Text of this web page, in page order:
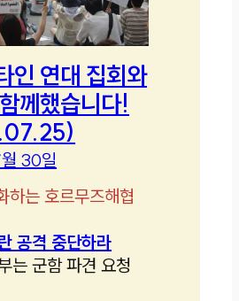
인 연대 집회와
께했습니다!
30일
하는 호르무즈해협
공격 중단하라
는 군함 파견 요청